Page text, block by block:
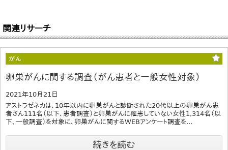
関連リサーチ
がん
卵巣がんに関する調査（がん患者と一般女性対象）
2021年10月21日
アストラゼネカは、10年以内に卵巣がんと診断された20代以上の卵巣がん患
者さん111名（以下、患者調査）と卵巣がんに罹患していない女性1,314名（以
下、一般調査）を対象に、卵巣がんに関するWEBアンケート調査を...
続きを読む